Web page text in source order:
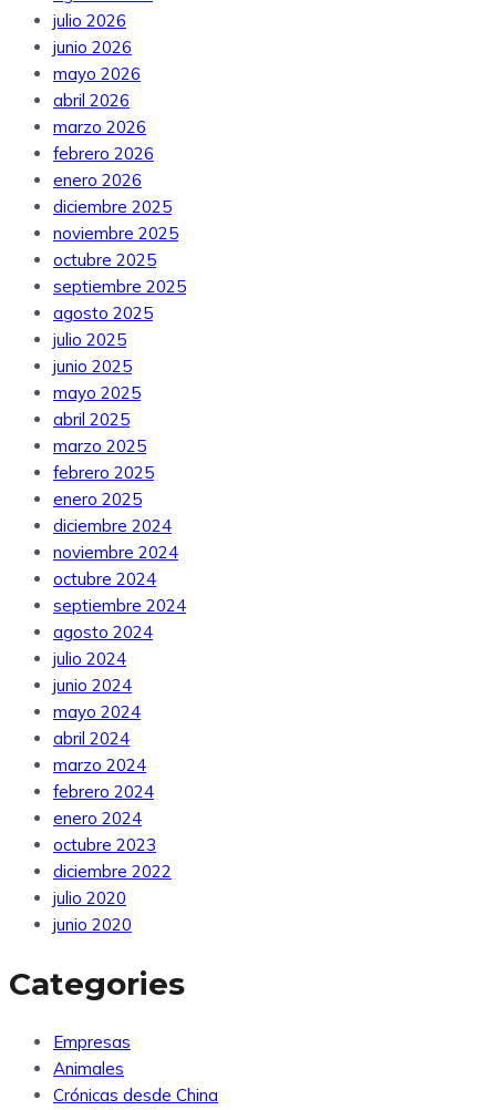
julio 2026
junio 2026
mayo 2026
abril 2026
marzo 2026
febrero 2026
enero 2026
diciembre 2025
noviembre 2025
octubre 2025
septiembre 2025
agosto 2025
julio 2025
junio 2025
mayo 2025
abril 2025
marzo 2025
febrero 2025
enero 2025
diciembre 2024
noviembre 2024
octubre 2024
septiembre 2024
agosto 2024
julio 2024
junio 2024
mayo 2024
abril 2024
marzo 2024
febrero 2024
enero 2024
octubre 2023
diciembre 2022
julio 2020
junio 2020
Categories
Empresas
Animales
Crónicas desde China